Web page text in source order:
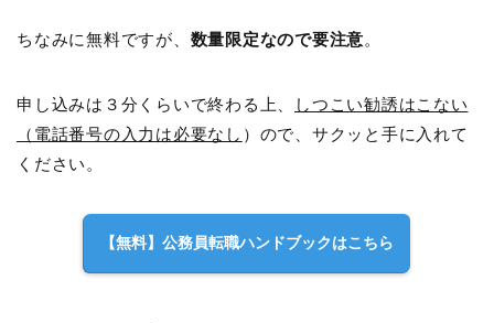
ちなみに無料ですが、 数量限定なので要注意。
申し込みは３分くらいで終わる上、
しつこい勧誘はこない
（電話番号の入力は必要なし ）ので、サクッと手に入れて
ください。
【無料】公務員転職ハンドブックはこちら